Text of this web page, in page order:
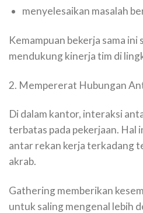
menyelesaikan masalah
Kemampuan bekerja sama
mendukung kinerja tim di
2. Mempererat Hubungan
Di dalam kantor, interaksi
terbatas pada pekerjaan. Hal
antar rekan kerja terkadang
akrab.
Gathering memberikan
untuk saling mengenal lebih